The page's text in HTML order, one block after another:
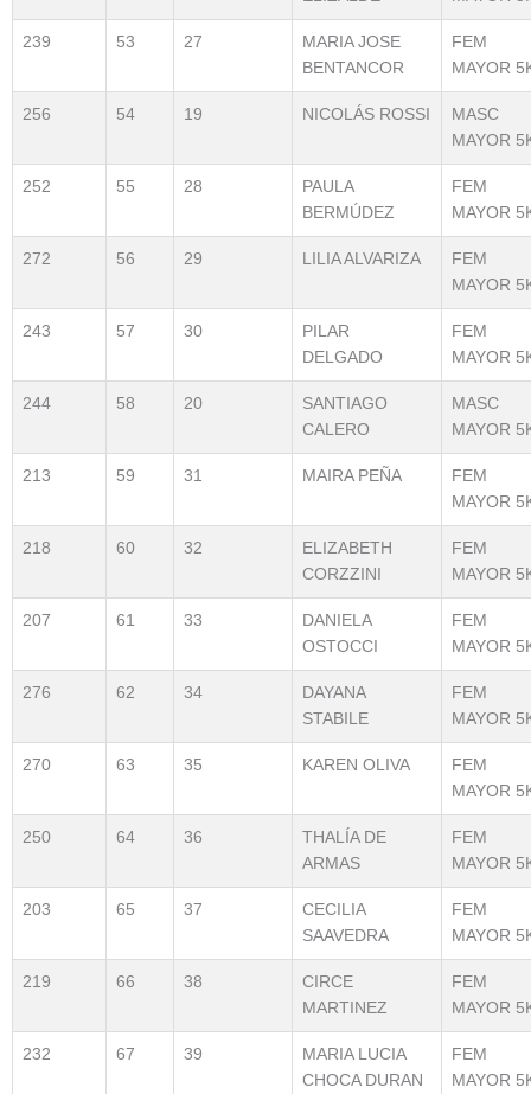
239 53 27
MARIA JOSE
BENTANCOR
FEM
MAYOR
256 54 19 NICOLÁS ROSSI
MASC
MAYOR
252 55 28
PAULA
BERMÚDEZ
FEM
MAYOR
272 56 29 LILIA ALVARIZA
FEM
MAYOR
243 57 30
PILAR
DELGADO
FEM
MAYOR
244 58 20
SANTIAGO
CALERO
MASC
MAYOR
213 59 31 MAIRA PEÑA
FEM
MAYOR
218 60 32
ELIZABETH
CORZZINI
FEM
MAYOR
207 61 33
DANIELA
OSTOCCI
FEM
MAYOR
276 62 34
DAYANA
STABILE
FEM
MAYOR
270 63 35 KAREN OLIVA
FEM
MAYOR
250 64 36
THALÍA DE
ARMAS
FEM
MAYOR
203 65 37
CECILIA
SAAVEDRA
FEM
MAYOR
219 66 38
CIRCE
MARTINEZ
FEM
MAYOR
232 67 39
MARIA LUCIA
CHOCA DURAN
FEM
MAYOR